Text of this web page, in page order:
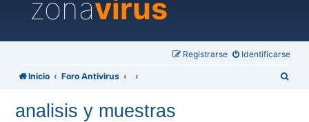
zonavirus
Identificarse
Registrarse
Inicio Foro Antivirus
analisis y muestras